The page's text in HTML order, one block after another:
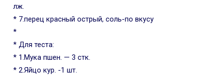
лж.
* 7.перец красный острый, соль-по вкусу
*
* Для теста:
* 1.Мука пшен. — 3 стк.
* 2.Яйцо кур. -1 шт.